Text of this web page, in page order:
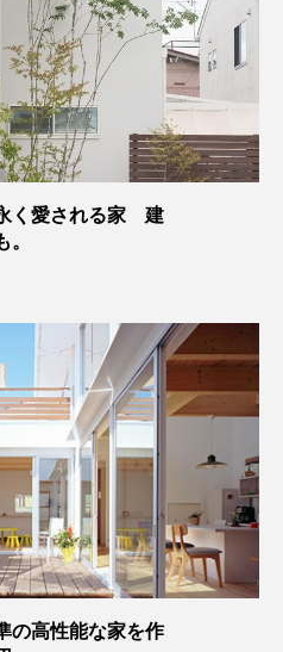
く愛される家 建
の高性能な家を作